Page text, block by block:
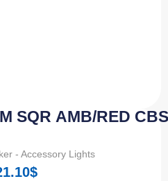
SQR AMB/RED
- Accessory Lights
$